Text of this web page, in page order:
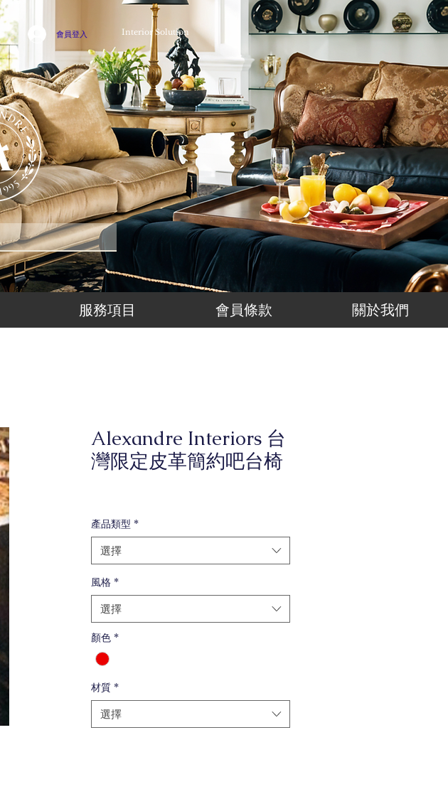
Interior Solution
會員登入
服務項目 會員條款 關於我們
Alexandre Interiors 台
灣限定皮革簡約吧台椅
產品類型 *
選擇
風格 *
選擇
顏色 *
材質 *
選擇